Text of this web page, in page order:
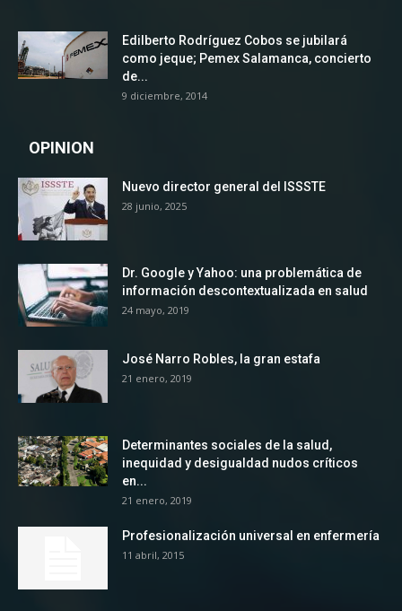
Edilberto Rodríguez Cobos se jubilará
como jeque; Pemex Salamanca, concierto
de...
9 diciembre, 2014
OPINION
Nuevo director general del ISSSTE
28 junio, 2025
Dr. Google y Yahoo: una problemática de
información descontextualizada en salud
24 mayo, 2019
José Narro Robles, la gran estafa
21 enero, 2019
Determinantes sociales de la salud,
inequidad y desigualdad nudos críticos
en...
21 enero, 2019
Profesionalización universal en enfermería
11 abril, 2015